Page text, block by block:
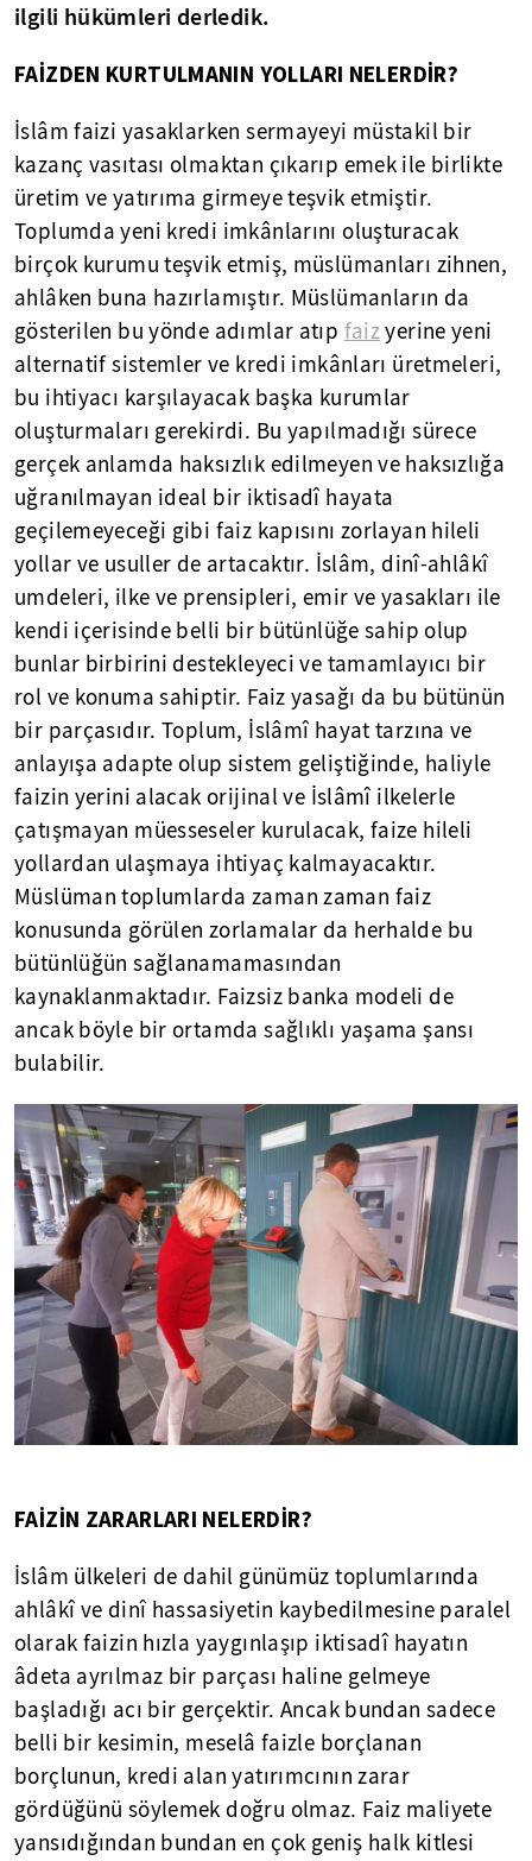
ilgili hükümleri derledik.
FAİZDEN KURTULMANIN YOLLARI NELERDİR?
İslâm faizi yasaklarken sermayeyi müstakil bir
kazanç vasıtası olmaktan çıkarıp emek ile birlikte
üretim ve yatırıma girmeye teşvik etmiştir.
Toplumda yeni kredi imkânlarını oluşturacak
birçok kurumu teşvik etmiş, müslümanları zihnen,
ahlâken buna hazırlamıştır. Müslümanların da
gösterilen bu yönde adımlar atıp faizyerine yeni
alternatif sistemler ve kredi imkânları üretmeleri,
bu ihtiyacı karşılayacak başka kurumlar
oluşturmaları gerekirdi. Bu yapılmadığı sürece
gerçek anlamda haksızlık edilmeyen ve haksızlığa
uğranılmayan ideal bir iktisadî hayata
geçilemeyeceği gibi faiz kapısını zorlayan hileli
yollar ve usuller de artacaktır. İslâm, dinî-ahlâkî
umdeleri, ilke ve prensipleri, emir ve yasakları ile
kendi içerisinde belli bir bütünlüğe sahip olup
bunlar birbirini destekleyeci ve tamamlayıcı bir
rol ve konuma sahiptir. Faiz yasağı da bu bütünün
bir parçasıdır. Toplum, İslâmî hayat tarzına ve
anlayışa adapte olup sistem geliştiğinde, haliyle
faizin yerini alacak orijinal ve İslâmî ilkelerle
çatışmayan müesseseler kurulacak, faize hileli
yollardan ulaşmaya ihtiyaç kalmayacaktır.
Müslüman toplumlarda zaman zaman faiz
konusunda görülen zorlamalar da herhalde bu
bütünlüğün sağlanamamasından
kaynaklanmaktadır. Faizsiz banka modeli de
ancak böyle bir ortamda sağlıklı yaşama şansı
bulabilir.
FAİZİN ZARARLARI NELERDİR?
İslâm ülkeleri de dahil günümüz toplumlarında
ahlâkî ve dinî hassasiyetin kaybedilmesine paralel
olarak faizin hızla yaygınlaşıp iktisadî hayatın
âdeta ayrılmaz bir parçası haline gelmeye
başladığı acı bir gerçektir. Ancak bundan sadece
belli bir kesimin, meselâ faizle borçlanan
borçlunun, kredi alan yatırımcının zarar
gördüğünü söylemek doğru olmaz. Faiz maliyete
yansıdığından bundan en çok geniş halk kitlesi